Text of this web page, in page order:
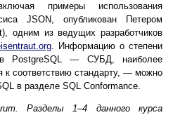
примеры использования
JSON, опубликован Петером
одним из ведущих разработчиков
. Информацию о степени
в PostgreSQL — СУБД, наиболее
к соответствию стандарту, — можно
в разделе SQL Conformance.
Разделы 1–4 данного курса